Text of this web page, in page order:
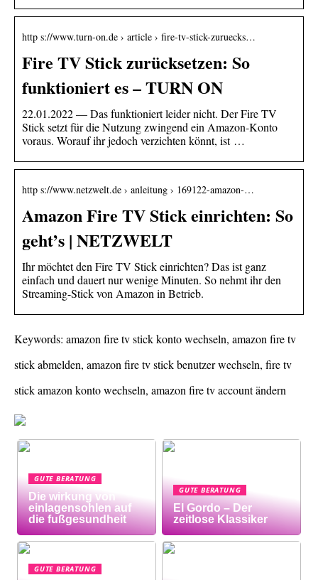
http s://www.turn-on.de › article › fire-tv-stick-zuruecks…
Fire TV Stick zurücksetzen: So
funktioniert es – TURN ON
22.01.2022 — Das funktioniert leider nicht. Der Fire TV
Stick setzt für die Nutzung zwingend ein Amazon-Konto
voraus. Worauf ihr jedoch verzichten könnt, ist …
http s://www.netzwelt.de › anleitung › 169122-amazon-…
Amazon Fire TV Stick einrichten: So
geht’s | NETZWELT
Ihr möchtet den Fire TV Stick einrichten? Das ist ganz
einfach und dauert nur wenige Minuten. So nehmt ihr den
Streaming-Stick von Amazon in Betrieb.
Keywords: amazon fire tv stick konto wechseln, amazon fire tv
stick abmelden, amazon fire tv stick benutzer wechseln, fire tv
stick amazon konto wechseln, amazon fire tv account ändern
GUTE BERATUNG
Die wirkung von
einlagensohlen auf
die fußgesundheit
GUTE BERATUNG
El Gordo – Der
zeitlose Klassiker
GUTE BERATUNG